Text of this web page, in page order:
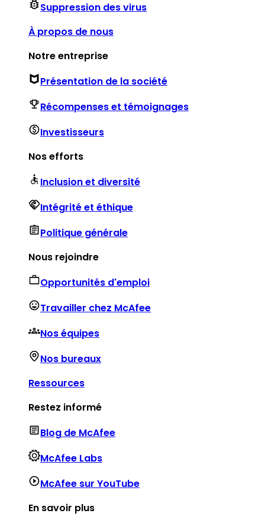
Suppression des virus
À propos de nous
Notre entreprise
Présentation de la société
Récompenses et témoignages
Investisseurs
Nos efforts
Inclusion et diversité
Intégrité et éthique
Politique générale
Nous rejoindre
Opportunités d'emploi
Travailler chez McAfee
Nos équipes
Nos bureaux
Ressources
Restez informé
Blog de McAfee
McAfee Labs
McAfee sur YouTube
En savoir plus